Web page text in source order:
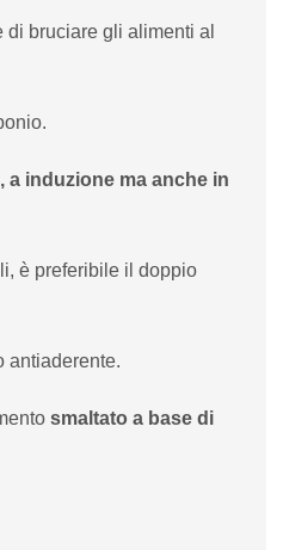
bruciare gli alimenti al
a induzione ma anche in
è preferibile il doppio
antiaderente.
smaltato a base di